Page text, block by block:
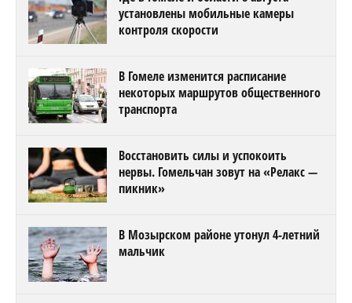
установлены мобильные камеры
контроля скорости
В Гомеле изменится расписание
некоторых маршрутов общественного
транспорта
Восстановить силы и успокоить
нервы. Гомельчан зовут на «Релакс —
пикник»
В Мозырском районе утонул 4-летний
мальчик